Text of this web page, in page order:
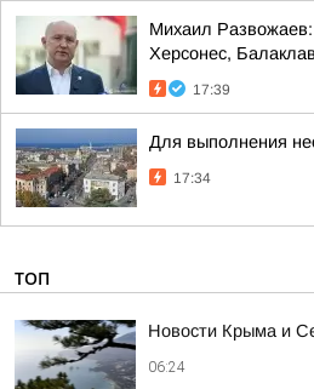
Михаил
Херсонес,
17:39
Для выполнения
17:34
ТОП
Новости Крыма и
06:24